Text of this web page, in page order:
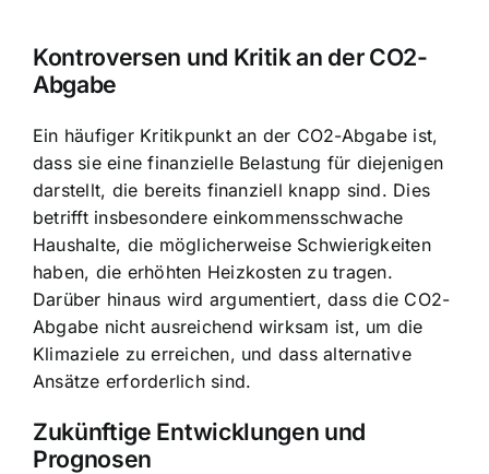
Kontroversen und Kritik an der CO2-
Abgabe
Ein häufiger Kritikpunkt an der CO2-Abgabe ist,
dass sie eine finanzielle Belastung für diejenigen
darstellt, die bereits finanziell knapp sind. Dies
betrifft insbesondere einkommensschwache
Haushalte, die möglicherweise Schwierigkeiten
haben, die erhöhten Heizkosten zu tragen.
Darüber hinaus wird argumentiert, dass die CO2-
Abgabe nicht ausreichend wirksam ist, um die
Klimaziele zu erreichen, und dass alternative
Ansätze erforderlich sind.
Zukünftige Entwicklungen und
Prognosen